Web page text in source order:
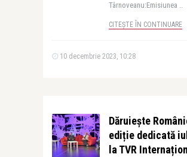
Târnoveanu:Emisiunea ..
CITEȘTE ÎN CONTINUARE
10 decembrie 2023, 10:28
Dăruiește
ediție dedicată
la TVR